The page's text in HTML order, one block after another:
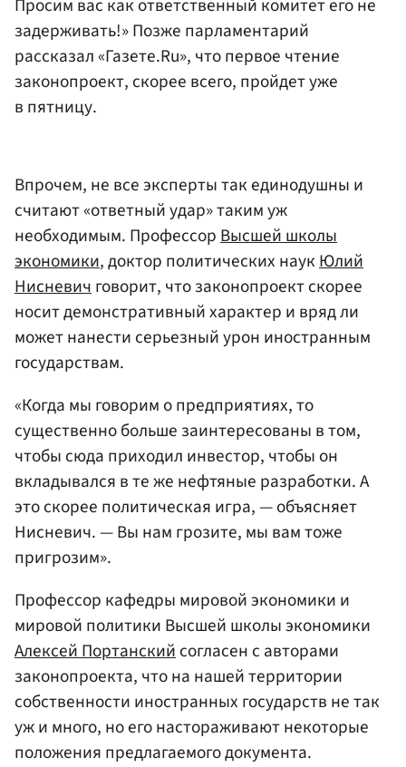
Просим вас как ответственный комитет его не
задерживать!» Позже парламентарий
рассказал «Газете.Ru», что первое чтение
законопроект, скорее всего, пройдет уже
в пятницу.
Впрочем, не все эксперты так единодушны и
считают «ответный удар» таким уж
необходимым. ПрофессорВысшей школы
экономики, доктор политических наукЮлий
Нисневичговорит, что законопроект скорее
носит демонстративный характер и вряд ли
может нанести серьезный урон иностранным
государствам.
«Когда мы говорим о предприятиях, то
существенно больше заинтересованы в том,
чтобы сюда приходил инвестор, чтобы он
вкладывался в те же нефтяные разработки. А
это скорее политическая игра, — объясняет
Нисневич. — Вы нам грозите, мы вам тоже
пригрозим».
Профессор кафедры мировой экономики и
мировой политики Высшей школы экономики
Алексей Портанскийсогласен с авторами
законопроекта, что на нашей территории
собственности иностранных государств не так
уж и много, но его настораживают некоторые
положения предлагаемого документа.